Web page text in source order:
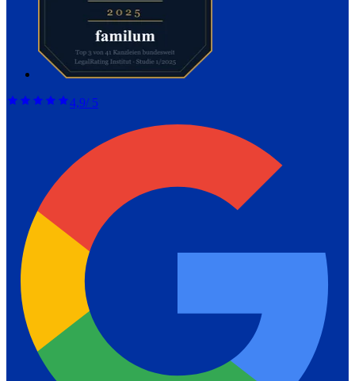
4,9/ 5